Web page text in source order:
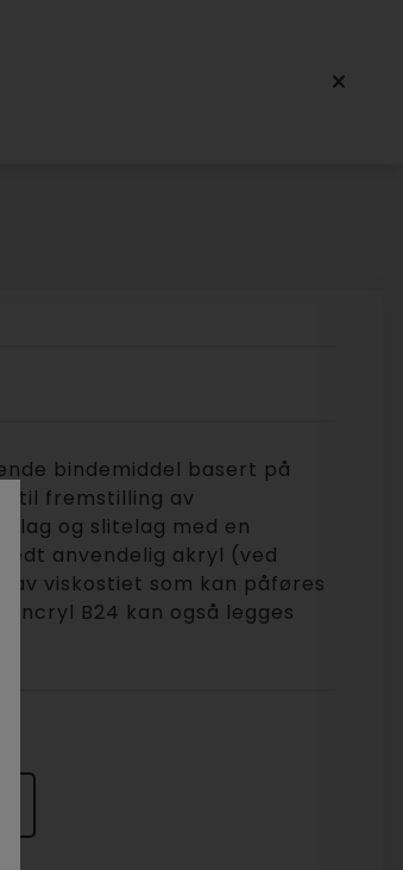
bindemiddel basert på
til fremstilling av
og slitelag med en
anvendelig akryl (ved
viskostiet som kan påføres
B24 kan også legges